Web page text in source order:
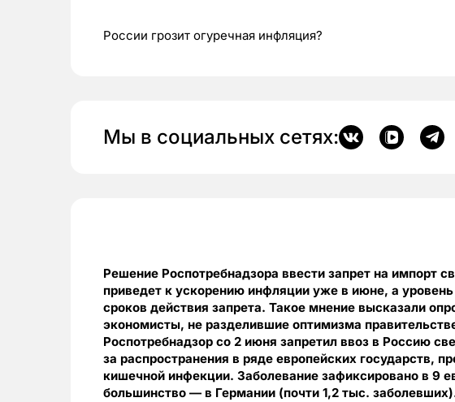
России грозит огуречная инфляция?
Мы в социальных сетях:
Решение Роспотребнадзора ввести запрет на импорт
приведет к ускорению инфляции уже в июне, а уровень
сроков действия запрета. Такое мнение высказали
экономисты, не разделившие оптимизма
Роспотребнадзор со 2 июня запретил ввоз в Россию
за распространения в ряде европейских государств,
кишечной инфекции. Заболевание зафиксировано в 9
большинство — в Германии (почти 1,2 тыс.